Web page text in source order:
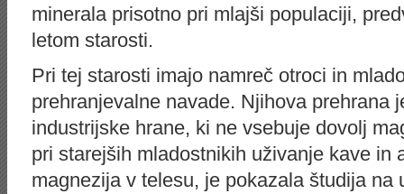
minerala prisotno pri mlajši populaciji,
letom starosti.
Pri tej starosti imajo namreč otroci in
prehranjevalne navade. Njihova prehrana
industrijske hrane, ki ne vsebuje dovolj
pri starejših mladostnikih uživanje kave in
magnezija v telesu, je pokazala študija na